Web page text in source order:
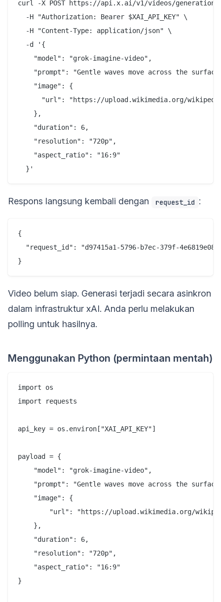
curl -X POST https://api.x.ai/v1/videos/
  -H "Authorization: Bearer $XAI_API_KEY" \
  -H "Content-Type: application/json" \
  -d '{
    "model": "grok-imagine-video",
"prompt": "Gentle waves move across the
    "image": {
"url": "https://upload.wikimedia.org/
    },
    "duration": 6,
    "resolution": "720p",
    "aspect_ratio": "16:9"
Respons langsung kembali dengan request_id :
{
"request_id": "d97415a1-5796-b7ec-379f-
Video belum siap. Generasi terjadi secara asinkron
dalam infrastruktur xAI. Anda perlu melakukan
polling untuk hasilnya.
Menggunakan Python (permintaan mentah)
import os
import requests
api_key = os.environ["XAI_API_KEY"]
payload = {
    "model": "grok-imagine-video",
"prompt": "Gentle waves move across the
    "image": {
"url": "https://upload.wikimedia.org/
    },
    "duration": 6,
    "resolution": "720p",
    "aspect_ratio": "16:9"
}